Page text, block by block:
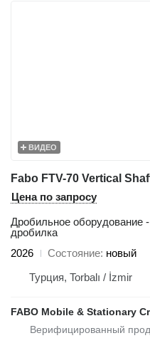
ВИДЕО
Fabo FTV-70 Vertical
Цена по запросу
Дробильное оборудование
дробилка
2026
Состояние новый
Турция, Torbalı / İzmir